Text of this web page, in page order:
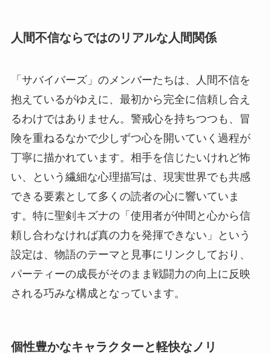
人間不信ならではのリアルな人間関係
「サバイバーズ」のメンバーたちは、人間不信を
抱えているがゆえに、最初から完全に信頼し合え
るわけではありません。警戒心を持ちつつも、冒
険を重ねるなかで少しずつ心を開いていく過程が
丁寧に描かれています。相手を信じたいけれど怖
い、という繊細な心理描写は、現実世界でも共感
できる要素として多くの読者の心に響いていま
す。特に聖剣キズナの「使用者が仲間と心から信
頼し合わなければ真の力を発揮できない」という
設定は、物語のテーマと見事にリンクしており、
パーティーの成長がそのまま戦闘力の向上に反映
される巧みな構成となっています。
個性豊かなキャラクターと軽快なノリ